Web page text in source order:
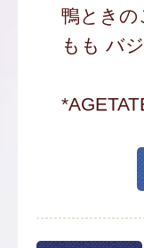
鴨ときの
もも バ